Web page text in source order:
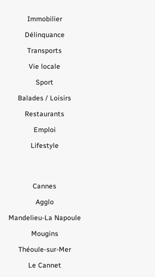
Immobilier
Délinquance
Transports
Vie locale
Sport
Balades / Loisirs
Restaurants
Emploi
Lifestyle
Cannes
Agglo
Mandelieu-La Napoule
Mougins
Théoule-sur-Mer
Le Cannet